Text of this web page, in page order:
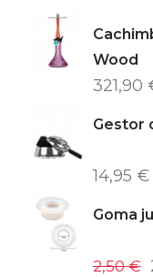
Wood
321,90
Gestor
14,95 €
Goma
2,50 €